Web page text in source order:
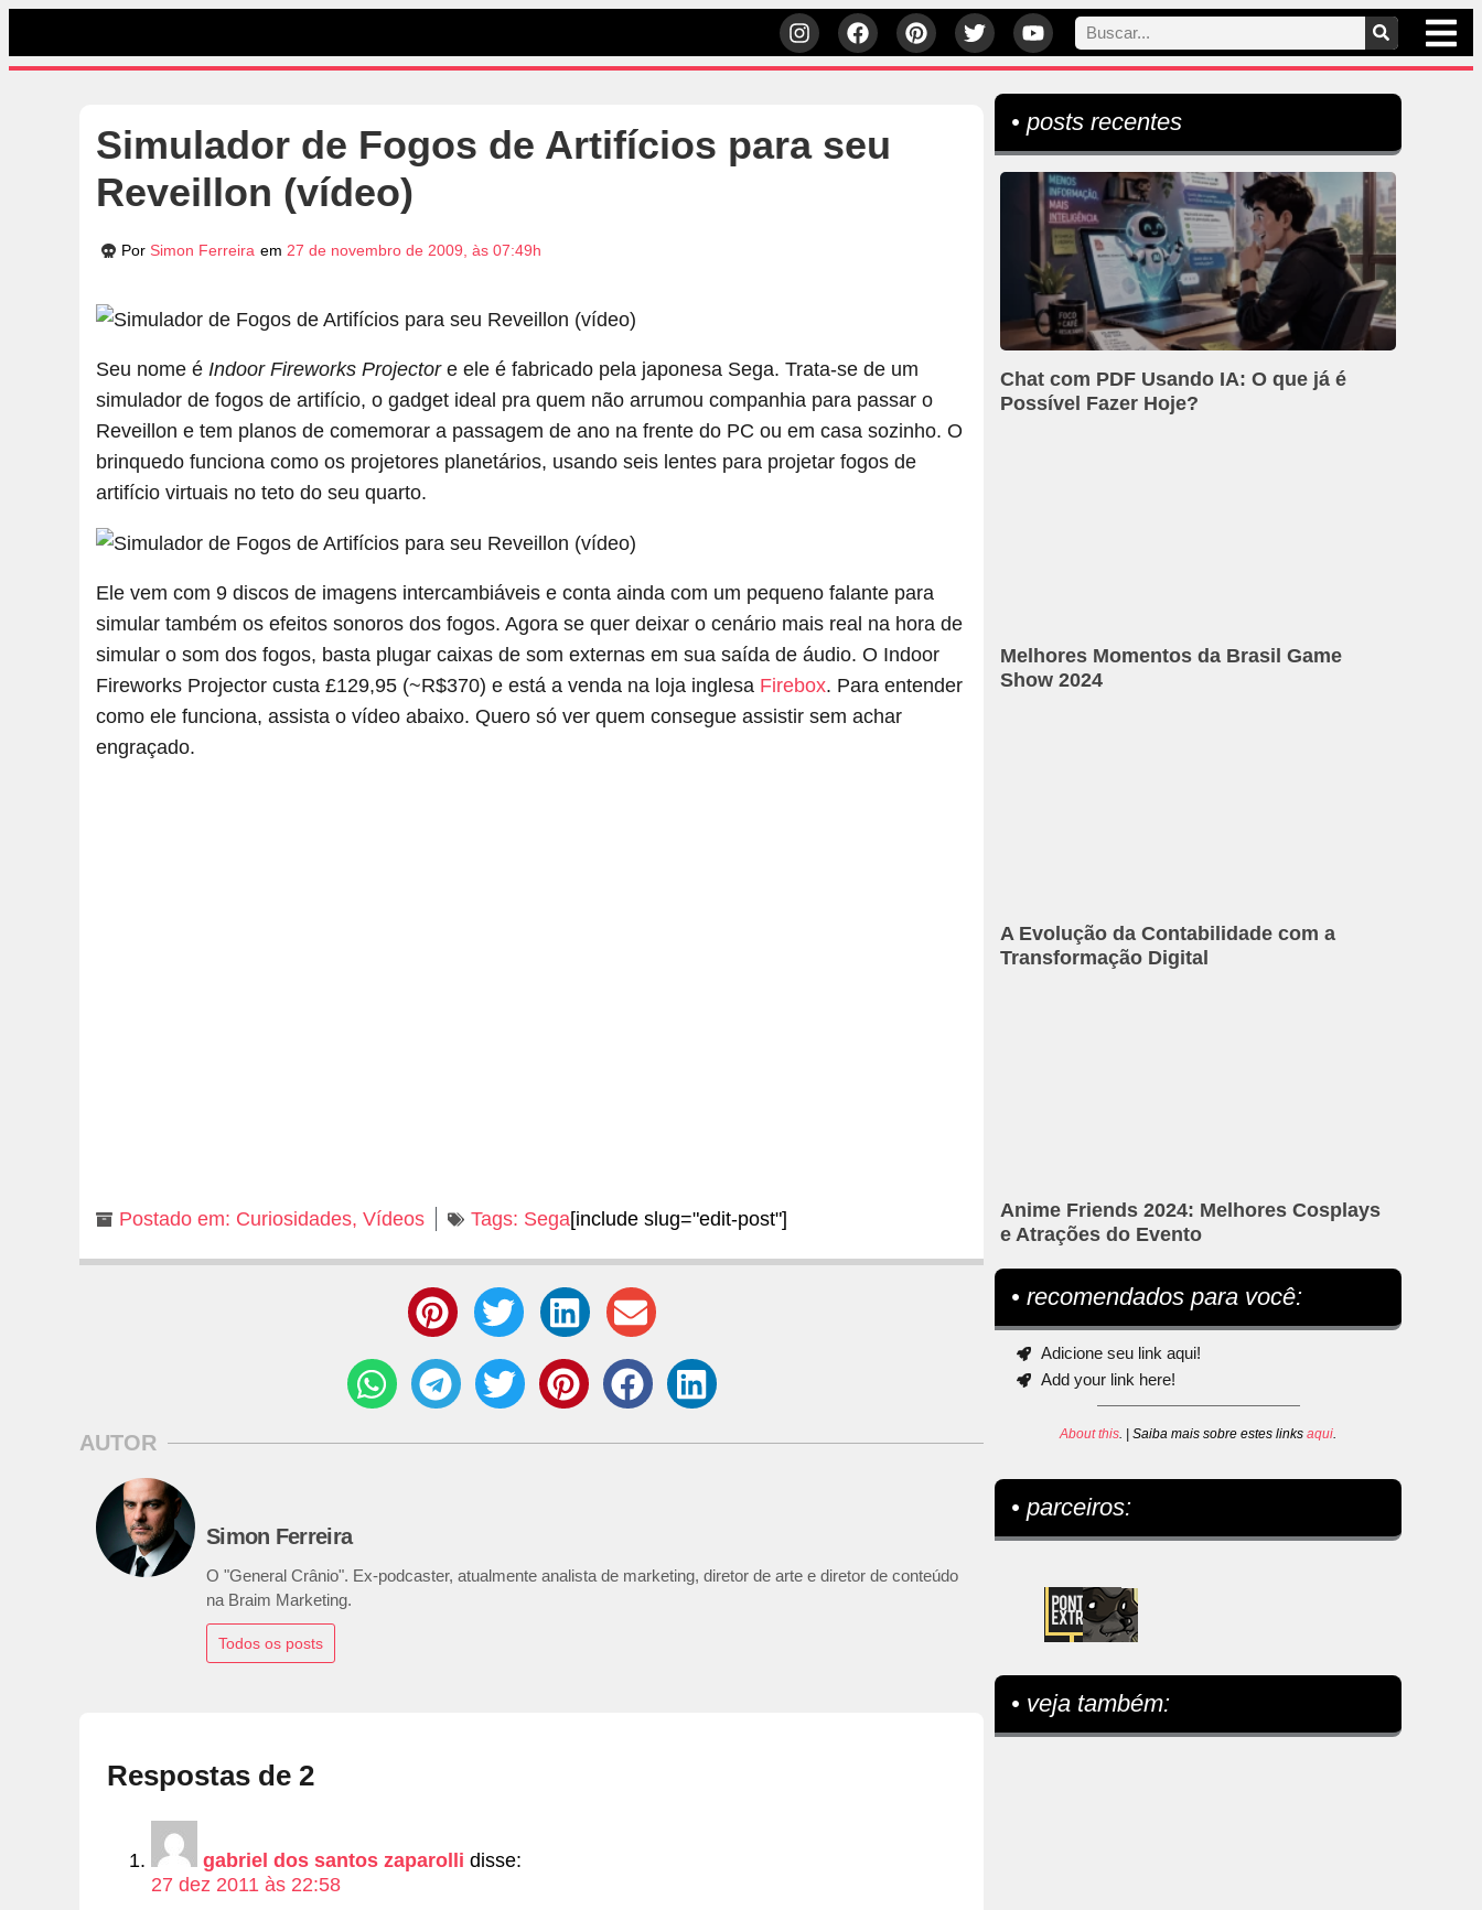
Simulador de Fogos de Artifícios para seu
Reveillon (vídeo)
Por Simon Ferreira em 27 de novembro de 2009, às 07:49h
Seu nome é Indoor Fireworks Projectore ele é fabricado pela japonesa Sega. Trata-se de um
simulador de fogos de artifício, o gadget ideal pra quem não arrumou companhia para passar o
Reveillon e tem planos de comemorar a passagem de ano na frente do PC ou em casa sozinho. O
brinquedo funciona como os projetores planetários, usando seis lentes para projetar fogos de
artifício virtuais no teto do seu quarto.
Ele vem com 9 discos de imagens intercambiáveis e conta ainda com um pequeno falante para
simular também os efeitos sonoros dos fogos. Agora se quer deixar o cenário mais real na hora de
simular o som dos fogos, basta plugar caixas de som externas em sua saída de áudio. O Indoor
Fireworks Projector custa £129,95 (~R$370) e está a venda na loja inglesa Firebox. Para entender
como ele funciona, assista o vídeo abaixo. Quero só ver quem consegue assistir sem achar
engraçado.
Postado em: Curiosidades, Vídeos Tags: Sega[include slug="edit-post"]
AUTOR
Simon Ferreira
O "General Crânio". Ex-podcaster, atualmente analista de marketing, diretor de arte e diretor de conteúdo
na Braim Marketing.
Todos os posts
Respostas de 2
gabriel dos santos zaparolli disse:
27 dez 2011 às 22:58
• posts recentes
Chat com PDF Usando IA: O que já é
Possível Fazer Hoje?
Melhores Momentos da Brasil Game
Show 2024
A Evolução da Contabilidade com a
Transformação Digital
Anime Friends 2024: Melhores Cosplays
e Atrações do Evento
• recomendados para você:
Adicione seu link aqui!
Add your link here!
About this. | Saiba mais sobre estes linksaqui.
• parceiros:
• veja também: